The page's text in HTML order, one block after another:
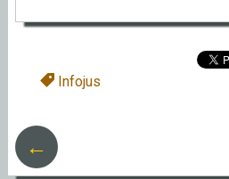
Infojus
←